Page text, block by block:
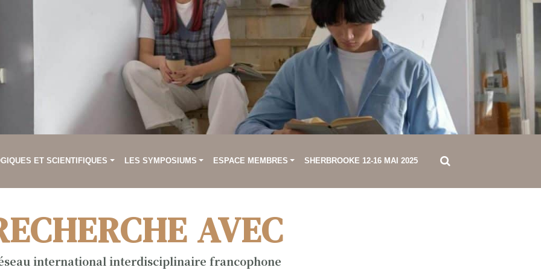
ET SCIENTIFIQUES LES SYMPOSIUMS ESPACE MEMBRES SHERBROOKE 12-16 MAI 2025
AVEC
international interdisciplinaire francophone